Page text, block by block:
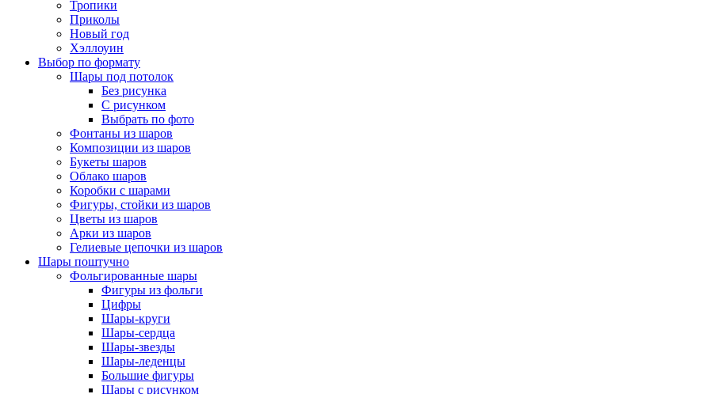
Тропики
Приколы
Новый год
Хэллоуин
Выбор по формату
Шары под потолок
Без рисунка
С рисунком
Выбрать по фото
Фонтаны из шаров
Композиции из шаров
Букеты шаров
Облако шаров
Коробки с шарами
Фигуры, стойки из шаров
Цветы из шаров
Арки из шаров
Гелиевые цепочки из шаров
Шары поштучно
Фольгированные шары
Фигуры из фольги
Цифры
Шары-круги
Шары-сердца
Шары-звезды
Шары-леденцы
Большие фигуры
Шары с рисунком